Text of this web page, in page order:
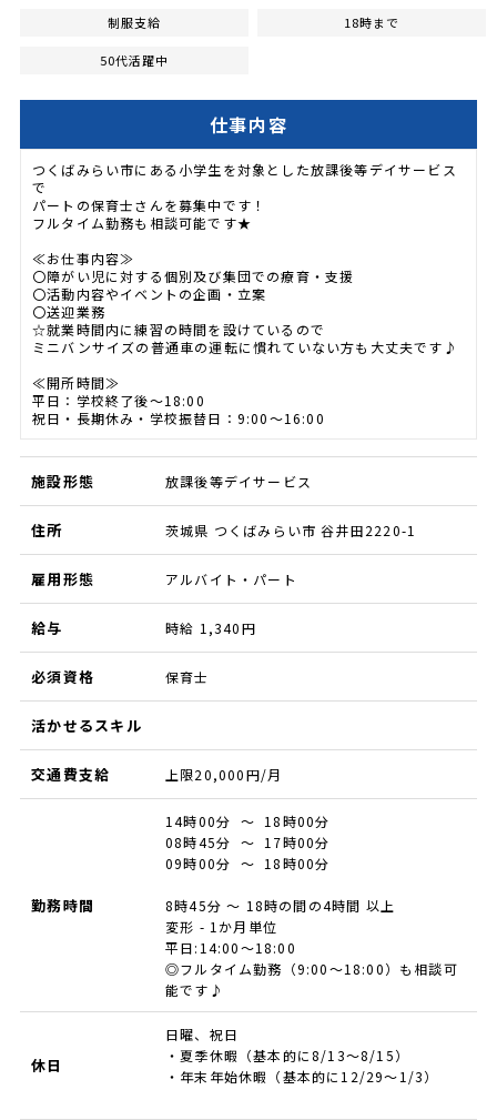
制服支給 18時まで
50代活躍中
仕事内容
つくばみらい市にある小学生を対象とした放課後等デイサービス
で
パートの保育士さんを募集中です！
フルタイム勤務も相談可能です★
≪お仕事内容≫
〇障がい児に対する個別及び集団での療育・支援
〇活動内容やイベントの企画・立案
〇送迎業務
☆就業時間内に練習の時間を設けているので
ミニバンサイズの普通車の運転に慣れていない方も大丈夫です♪
≪開所時間≫
平日：学校終了後～18:00
祝日・長期休み・学校振替日：9:00～16:00
施設形態 放課後等デイサービス
住所 茨城県 つくばみらい市 谷井田2220-1
雇用形態 アルバイト・パート
給与 時給 1,340円
必須資格 保育士
活かせるスキル
交通費支給 上限20,000円/月
勤務時間
14時00分 ～ 18時00分
08時45分 ～ 17時00分
09時00分 ～ 18時00分
8時45分 ～ 18時の間の4時間 以上
変形 - 1か月単位
平日:14:00～18:00
◎フルタイム勤務（9:00～18:00）も相談可
能です♪
休日
日曜、祝日
・夏季休暇（基本的に8/13～8/15）
・年末年始休暇（基本的に12/29～1/3）